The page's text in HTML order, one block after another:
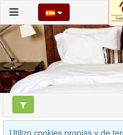
Utilizo cookies propias y de